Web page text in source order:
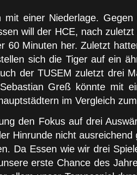
einer Niederlage. Gegen
will der HCE, nach
Minuten her. Zuletzt
sich die Tiger auf ein
der TUSEM zuletzt drei
Greß könnte mit
im Vergleich
den Fokus auf drei
Hinrunde nicht
Da Essen wie wir drei
erste Chance des